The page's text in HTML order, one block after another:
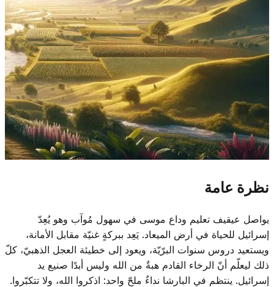
نظرة عامة
يواصل عيقيف تعليم وداع موسى في سهول مُوآب وهو يُعِدّ
إسرائيل للحياة في أرض الميعاد. يَعِد ببركةٍ غنيّة مقابل الأمانة،
ويستعيد دروس سنوات البرّيّة، ويعود إلى خطيئة العجل الذهبيّ، كلّ
ذلك ليعلّم أنّ الرخاء القادم هبةٌ من الله وليس أبدًا صنيع يد
إسرائيل. ينتظم في البارشا نداءٌ ملحّ واحد: اذكروا الله، ولا تتكبّروا.